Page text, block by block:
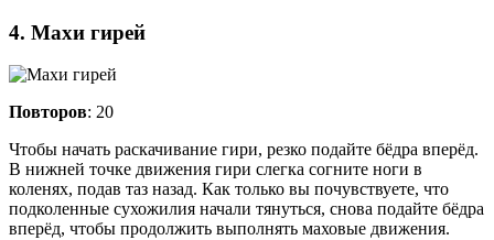
4. Махи гирей
Повторов: 20
Чтобы начать раскачивание гири, резко подайте бёдра вперёд.
В нижней точке движения гири слегка согните ноги в
коленях, подав таз назад. Как только вы почувствуете, что
подколенные сухожилия начали тянуться, снова подайте бёдра
вперёд, чтобы продолжить выполнять маховые движения.